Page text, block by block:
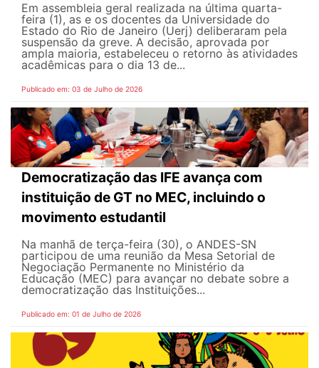
Em assembleia geral realizada na última quarta-
feira (1), as e os docentes da Universidade do
Estado do Rio de Janeiro (Uerj) deliberaram pela
suspensão da greve. A decisão, aprovada por
ampla maioria, estabeleceu o retorno às atividades
acadêmicas para o dia 13 de...
Publicado em: 03 de Julho de 2026
Democratização das IFE avança com
instituição de GT no MEC, incluindo o
movimento estudantil
Na manhã de terça-feira (30), o ANDES-SN
participou de uma reunião da Mesa Setorial de
Negociação Permanente no Ministério da
Educação (MEC) para avançar no debate sobre a
democratização das Instituições...
Publicado em: 01 de Julho de 2026